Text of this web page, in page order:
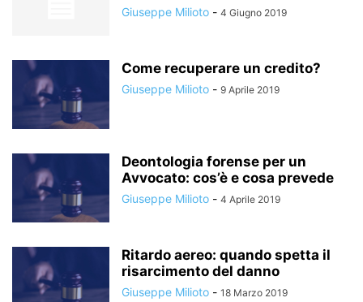
Giuseppe Milioto - 4 Giugno 2019
Come recuperare un credito?
Giuseppe Milioto - 9 Aprile 2019
Deontologia forense per un
Avvocato: cos’è e cosa prevede
Giuseppe Milioto - 4 Aprile 2019
Ritardo aereo: quando spetta il
risarcimento del danno
Giuseppe Milioto - 18 Marzo 2019